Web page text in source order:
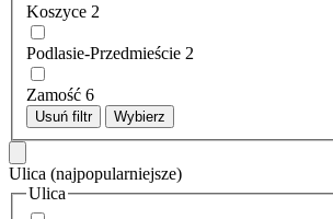
Koszyce 2
Podlasie-Przedmieście 2
Zamość 6
Usuń filtr Wybierz
Ulica (najpopularniejsze)
Ulica